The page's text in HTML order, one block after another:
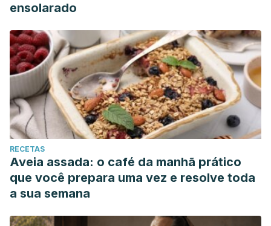
ensolarado
RECETAS
Aveia assada: o café da manhã prático
que você prepara uma vez e resolve toda
a sua semana